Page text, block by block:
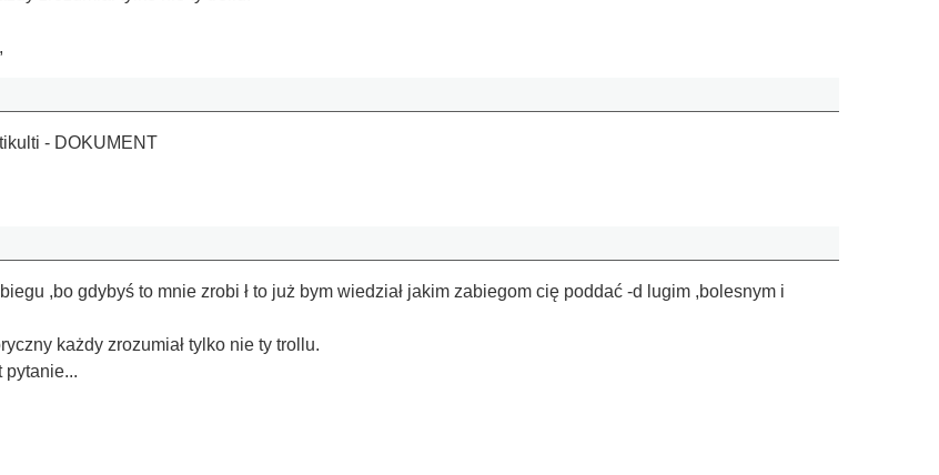
- DOKUMENT
,bo gdybyś to mnie zrobi ł to już bym wiedział jakim zabiegom cię poddać -d lugim ,bolesnym i
każdy zrozumiał tylko nie ty trollu.
pytanie...